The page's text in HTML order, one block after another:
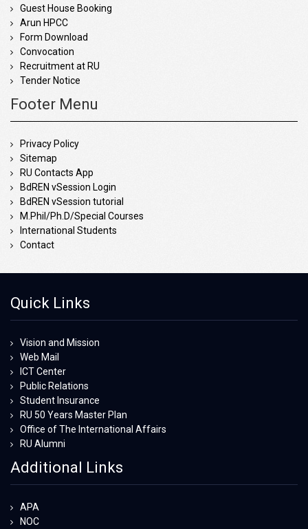
Guest House Booking
Arun HPCC
Form Download
Convocation
Recruitment at RU
Tender Notice
Footer Menu
Privacy Policy
Sitemap
RU Contacts App
BdREN vSession Login
BdREN vSession tutorial
M.Phil/Ph.D/Special Courses
International Students
Contact
Quick Links
Vision and Mission
Web Mail
ICT Center
Public Relations
Student Insurance
RU 50 Years Master Plan
Office of The International Affairs
RU Alumni
Additional Links
APA
NOC